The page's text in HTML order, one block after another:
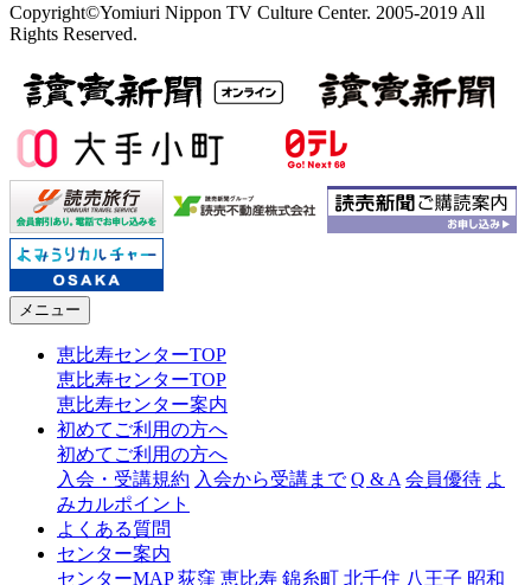
Copyright©Yomiuri Nippon TV Culture Center. 2005-2019 All
Rights Reserved.
メニュー
恵比寿センターTOP
恵比寿センターTOP
恵比寿センター案内
初めてご利用の方へ
初めてご利用の方へ
入会・受講規約 入会から受講まで Q & A 会員優待 よ
みカルポイント
よくある質問
センター案内
センターMAP 荻窪 恵比寿 錦糸町 北千住 八王子 昭和